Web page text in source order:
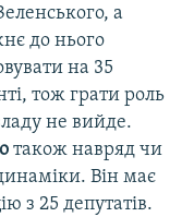
а
до нього
на 35
тож грати роль
не вийде.
також навряд чи
Він має
з 25 депутатів.